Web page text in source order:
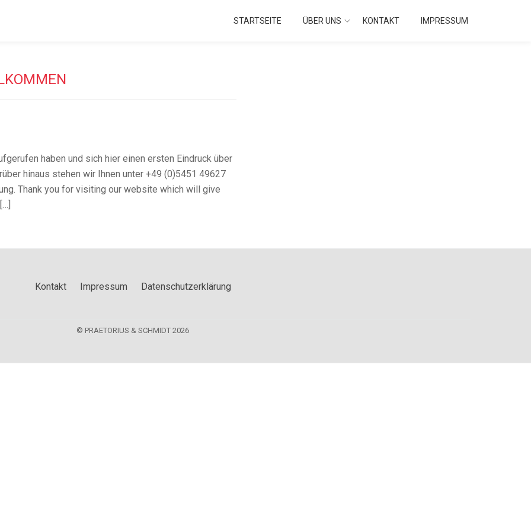
STARTSEITE ÜBER UNS KONTAKT IMPRESSUM
haben und sich hier einen ersten Eindruck über
hinaus stehen wir Ihnen unter +49 (0)5451 49627
Thank you for visiting our website which will give
Kontakt Impressum Datenschutzerklärung
© PRAETORIUS & SCHMIDT 2026